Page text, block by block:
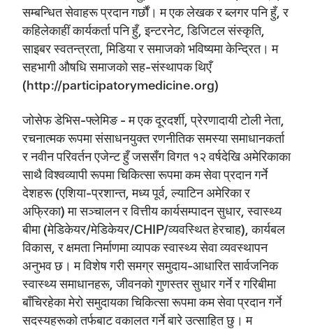
सम्बन्धित सेवाहरू प्रदान गर्छौं। म एक लेखक र ब्लगर पनि हुँ, र
कहिलेकाहीं कार्यकर्ता पनि हुँ, इन्टरनेट, डिजिटल संस्कृति,
साइबर स्वतन्त्रता, मिडिया र समाजको भविष्यमा केन्द्रित। म
सहभागी औषधि समाजको सह-संस्थापक थिएँ
(http://participatorymedicine.org)
जोसेफ डेभिस-फ्लेमिङ - म एक दूरदर्शी, प्रेरणादायी टोली नेता,
रचनात्मक रूपमा संसाधनयुक्त रणनीतिक समस्या समाधानकर्ता
र नवीन परिवर्तन एजेन्ट हुँ जससँग विगत १२ वर्षदेखि अमेरिकाका
साथै विश्वव्यापी रूपमा चिकित्सा रूपमा कम सेवा प्रदान गर्ने
देशहरू (एशिया-प्रशान्त, मध्य पूर्व, ल्याटिन अमेरिका र
अफ्रिका) मा सञ्चालन र वित्तीय कार्यसम्पादन सुधार, स्वास्थ्य
बीमा (मेडिकेयर/मेडिकेयर/CHIP/व्यवस्थित हेरचाह), कार्यबल
विकास, र क्षमता निर्माणमा व्यापक स्वास्थ्य सेवा व्यवस्थापन
अनुभव छ। म विशेष गरी समग्र समुदाय-आधारित सार्वजनिक
स्वास्थ्य समाधानहरू, जीवनको गुणस्तर सुधार गर्ने र गरिबीमा
बाँचिरहेका मेरो समुदायका चिकित्सा रूपमा कम सेवा प्रदान गर्ने
सदस्यहरूको तर्फबाट वकालत गर्ने बारे उत्साहित छु। म